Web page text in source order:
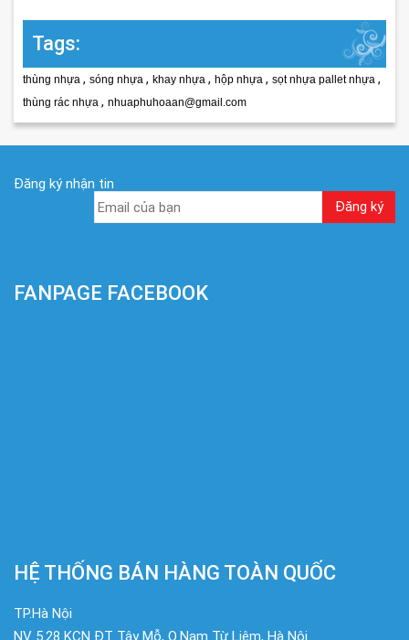
Tags:
thùng nhựa , sóng nhựa , khay nhựa , hộp nhựa , sọt nhựa pallet nhựa ,
thùng rác nhựa , nhuaphuhoaan@gmail.com
Đăng ký nhận tin
FANPAGE FACEBOOK
HỆ THỐNG BÁN HÀNG TOÀN QUỐC
TP.Hà Nội
NV 5.28 KCN ĐT Tây Mỗ, Q.Nam Từ Liêm, Hà Nội